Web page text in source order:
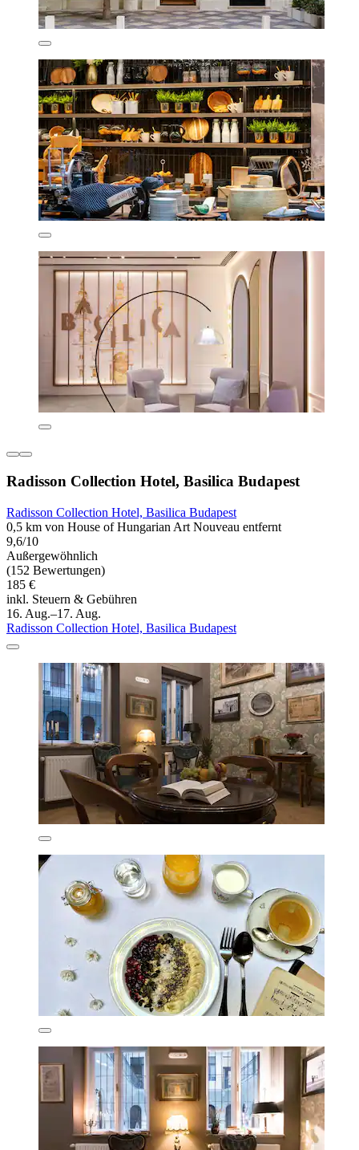
Radisson Collection Hotel, Basilica Budapest
Radisson Collection Hotel, Basilica Budapest
0,5 km von House of Hungarian Art Nouveau entfernt
9,6/10
Außergewöhnlich
(152 Bewertungen)
185 €
inkl. Steuern & Gebühren
16. Aug.–17. Aug.
Radisson Collection Hotel, Basilica Budapest